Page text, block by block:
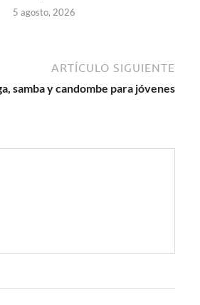
5 agosto, 2026
ARTÍCULO SIGUIENTE
samba y candombe para jóvenes